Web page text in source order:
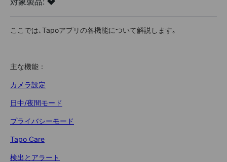
ここでは､Tapoアプリの各機能について解説します｡
主な機能：
カメラ設定
日中/夜間モード
プライバシーモード
Tapo Care
検出とアラート